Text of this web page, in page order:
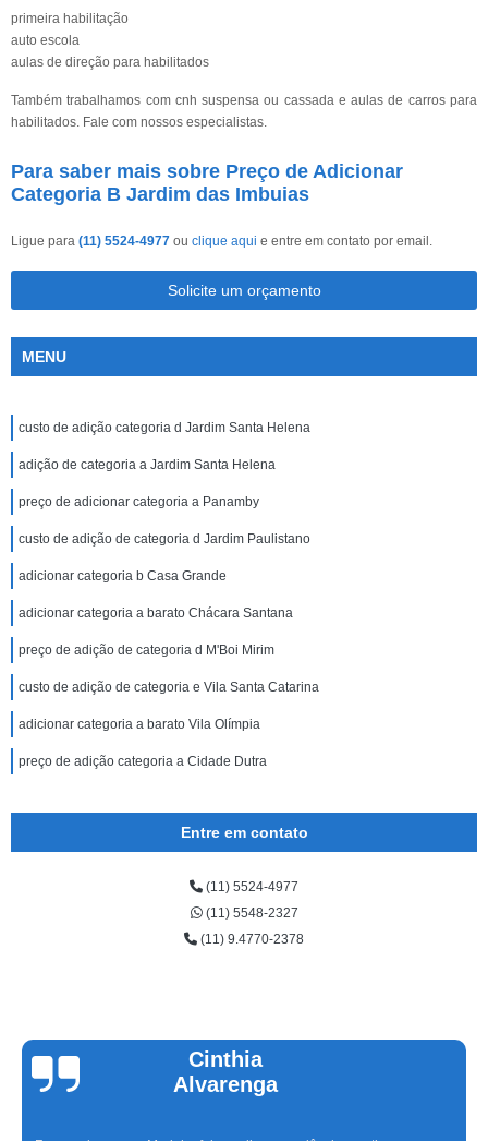
primeira habilitação
auto escola
aulas de direção para habilitados
Também trabalhamos com cnh suspensa ou cassada e aulas de carros para
habilitados. Fale com nossos especialistas.
Para saber mais sobre Preço de Adicionar
Categoria B Jardim das Imbuias
Ligue para (11) 5524-4977 ou clique aqui e entre em contato por email.
Solicite um orçamento
MENU
custo de adição categoria d Jardim Santa Helena
adição de categoria a Jardim Santa Helena
preço de adicionar categoria a Panamby
custo de adição de categoria d Jardim Paulistano
adicionar categoria b Casa Grande
adicionar categoria a barato Chácara Santana
preço de adição de categoria d M'Boi Mirim
custo de adição de categoria e Vila Santa Catarina
adicionar categoria a barato Vila Olímpia
preço de adição categoria a Cidade Dutra
Entre em contato
(11) 5524-4977
(11) 5548-2327
(11) 9.4770-2378
Cinthia
Alvarenga